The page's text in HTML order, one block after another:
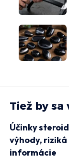
Tiež by
Účinky
výhody,
informácie